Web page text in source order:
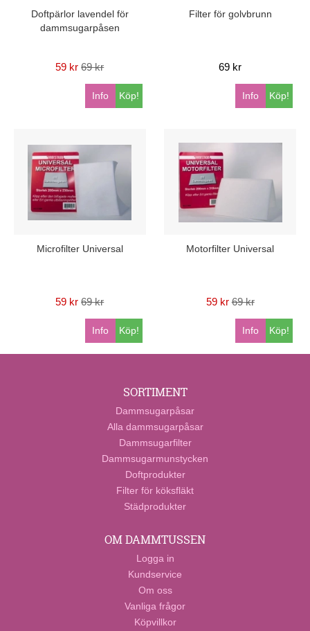
Doftpärlor lavendel för
dammsugarpåsen
59 kr 69 kr
Köp!
Info
Filter för golvbrunn
69 kr
Köp!
Info
Microfilter Universal
59 kr 69 kr
Köp!
Info
Motorfilter Universal
59 kr 69 kr
Köp!
Info
SORTIMENT
Dammsugarpåsar
Alla dammsugarpåsar
Dammsugarfilter
Dammsugarmunstycken
Doftprodukter
Filter för köksfläkt
Städprodukter
OM DAMMTUSSEN
Logga in
Kundservice
Om oss
Vanliga frågor
Köpvillkor